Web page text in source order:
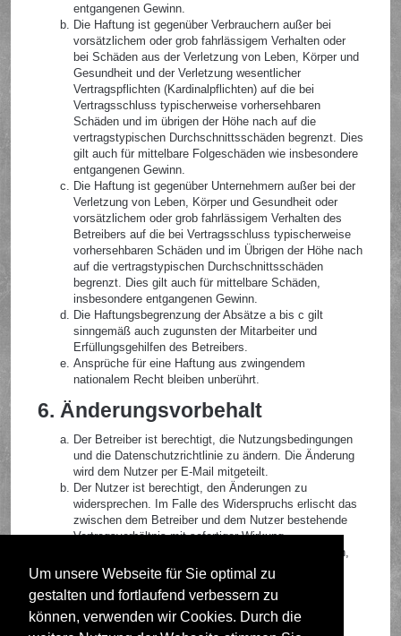
Um unsere Webseite für Sie optimal zu
gestalten und fortlaufend verbessern zu
können, verwenden wir Cookies. Durch die
entgangenen Gewinn.
Die Haftung ist gegenüber Verbrauchern außer bei
vorsätzlichem oder grob fahrlässigem Verhalten oder
bei Schäden aus der Verletzung von Leben, Körper und
Gesundheit und der Verletzung wesentlicher
Vertragspflichten (Kardinalpflichten) auf die bei
Vertragsschluss typischerweise vorhersehbaren
Schäden und im übrigen der Höhe nach auf die
vertragstypischen Durchschnittsschäden begrenzt. Dies
gilt auch für mittelbare Folgeschäden wie insbesondere
entgangenen Gewinn.
Die Haftung ist gegenüber Unternehmern außer bei der
Verletzung von Leben, Körper und Gesundheit oder
vorsätzlichem oder grob fahrlässigem Verhalten des
Betreibers auf die bei Vertragsschluss typischerweise
vorhersehbaren Schäden und im Übrigen der Höhe nach
auf die vertragstypischen Durchschnittsschäden
begrenzt. Dies gilt auch für mittelbare Schäden,
insbesondere entgangenen Gewinn.
Die Haftungsbegrenzung der Absätze a bis c gilt
sinngemäß auch zugunsten der Mitarbeiter und
Erfüllungsgehilfen des Betreibers.
Ansprüche für eine Haftung aus zwingendem
nationalem Recht bleiben unberührt.
6. Änderungsvorbehalt
Der Betreiber ist berechtigt, die Nutzungsbedingungen
und die Datenschutzrichtlinie zu ändern. Die Änderung
wird dem Nutzer per E-Mail mitgeteilt.
Der Nutzer ist berechtigt, den Änderungen zu
widersprechen. Im Falle des Widerspruchs erlischt das
zwischen dem Betreiber und dem Nutzer bestehende
Vertragsverhältnis mit sofortiger Wirkung.
Die Änderungen gelten als anerkannt und verbindlich,
wenn der Nutzer den Änderungen zugestimmt hat.
Informationen über den Umgang mit deinen persönlichen
Daten sind in der Datenschutzrichtlinie enthalten.